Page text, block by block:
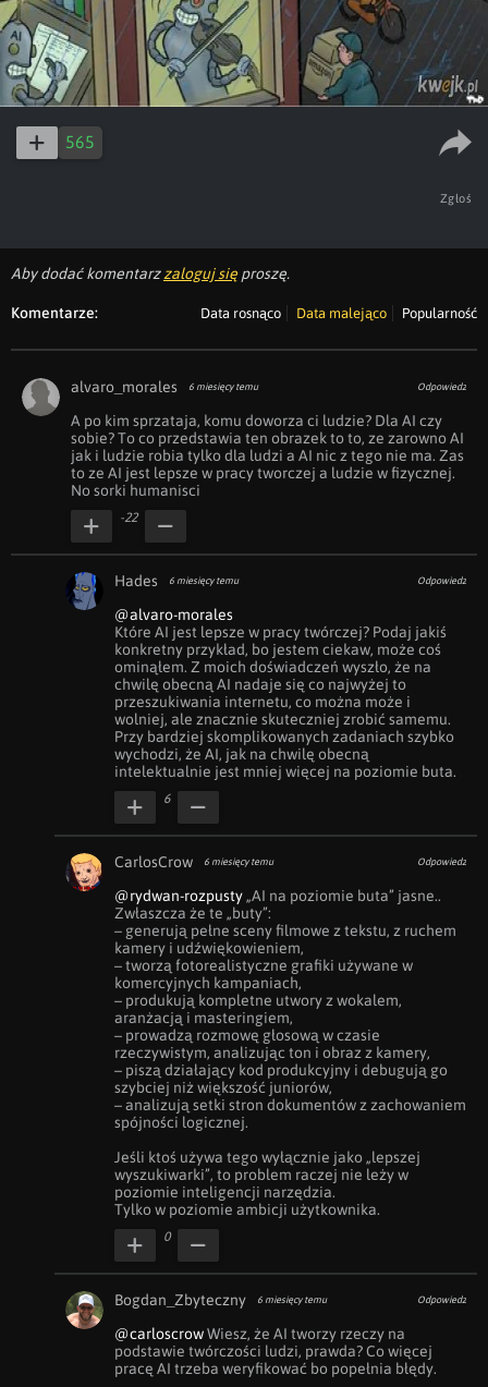
565
Zgłoś
Aby dodać komentarzzaloguj się proszę.
Komentarze: Data rosnąco Data malejąco Popularność
alvaro_morales 6 miesięcy temu Odpowiedz
A po kim sprzataja, komu doworza ci ludzie? Dla AI czy
sobie? To co przedstawia ten obrazek to to, ze zarowno AI
jak i ludzie robia tylko dla ludzi a AI nic z tego nie ma. Zas
to ze AI jest lepsze w pracy tworczej a ludzie w fizycznej.
No sorki humanisci
-22
Hades 6 miesięcy temu Odpowiedz
@alvaro-morales
Które AI jest lepsze w pracy twórczej? Podaj jakiś
konkretny przykład, bo jestem ciekaw, może coś
ominąłem. Z moich doświadczeń wyszło, że na
chwilę obecną AI nadaje się co najwyżej to
przeszukiwania internetu, co można może i
wolniej, ale znacznie skuteczniej zrobić samemu.
Przy bardziej skomplikowanych zadaniach szybko
wychodzi, że AI, jak na chwilę obecną
intelektualnie jest mniej więcej na poziomie buta.
6
CarlosCrow 6 miesięcy temu Odpowiedz
@rydwan-rozpusty „AI na poziomie buta” jasne..
Zwłaszcza że te „buty”:
– generują pełne sceny filmowe z tekstu, z ruchem
kamery i udźwiękowieniem,
– tworzą fotorealistyczne grafiki używane w
komercyjnych kampaniach,
– produkują kompletne utwory z wokalem,
aranżacją i masteringiem,
– prowadzą rozmowę głosową w czasie
rzeczywistym, analizując ton i obraz z kamery,
– piszą działający kod produkcyjny i debugują go
szybciej niż większość juniorów,
– analizują setki stron dokumentów z zachowaniem
spójności logicznej.
Jeśli ktoś używa tego wyłącznie jako „lepszej
wyszukiwarki”, to problem raczej nie leży w
poziomie inteligencji narzędzia.
Tylko w poziomie ambicji użytkownika.
0
Bogdan_Zbyteczny 6 miesięcy temu Odpowiedz
@carloscrow Wiesz, że AI tworzy rzeczy na
podstawie twórczości ludzi, prawda? Co więcej
pracę AI trzeba weryfikować bo popełnia błędy.